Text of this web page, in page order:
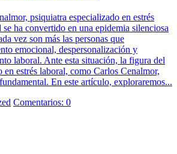
psiquiatra especializado en estrés
ha convertido en una epidemia silenciosa
vez son más las personas que
emocional, despersonalización y
laboral. Ante esta situación, la figura del
en estrés laboral, como Carlos Cenalmor,
En este artículo, exploraremos...
Comentarios: 0